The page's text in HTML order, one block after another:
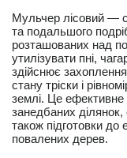
Мульчер лісовий —
та подальшого
розташованих над
утилізувати пні,
здійснює
стану тріски і
землі. Це
занедбаних
також підготовки до
повалених дерев.